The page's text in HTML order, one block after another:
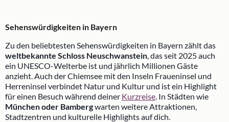
Sehenswürdigkeiten in Bayern
Zu den beliebtesten Sehenswürdigkeiten in Bayern zählt das
weltbekannte Schloss Neuschwanstein, das seit 2025 auch
ein UNESCO-Welterbe ist und jährlich Millionen Gäste
anzieht. Auch der Chiemsee mit den Inseln Fraueninsel und
Herreninsel verbindet Natur und Kultur und ist ein Highlight
für einen Besuch während deiner Kurzreise. In Städten wie
München oder Bambergwarten weitere Attraktionen,
Stadtzentren und kulturelle Highlights auf dich.